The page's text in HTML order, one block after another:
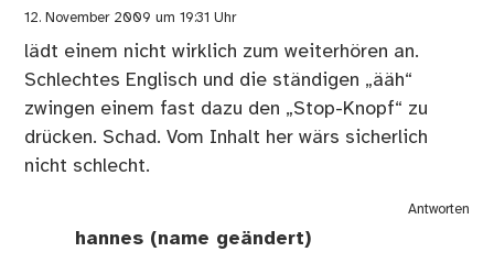
12. November 2009 um 19:31 Uhr
lädt einem nicht wirklich zum weiterhören an.
Schlechtes Englisch und die ständigen „ääh“
zwingen einem fast dazu den „Stop-Knopf“ zu
drücken. Schad. Vom Inhalt her wärs sicherlich
nicht schlecht.
Antworten
hannes (name geändert)